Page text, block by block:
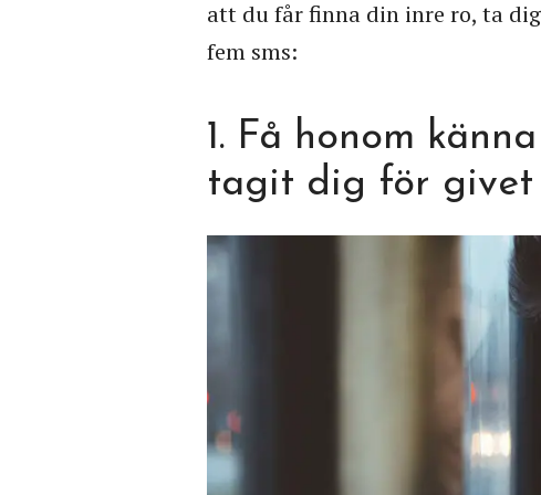
att du får finna din inre ro, ta
fem sms:
1. Få honom
tagit dig för givet